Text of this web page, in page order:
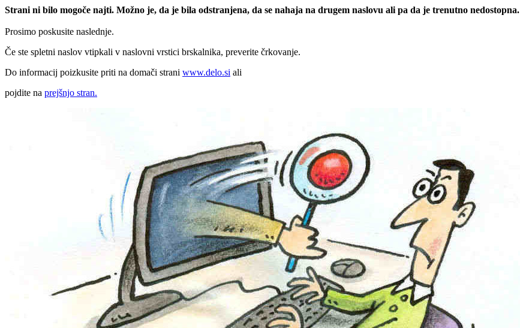
Strani ni bilo mogoče najti. Možno je, da je bila odstranjena, da se nahaja na drugem naslovu ali pa da je trenutno nedostopna.
Prosimo poskusite naslednje.
Če ste spletni naslov vtipkali v naslovni vrstici brskalnika, preverite črkovanje.
Do informacij poizkusite priti na domači strani www.delo.si ali
pojdite na prejšnjo stran.